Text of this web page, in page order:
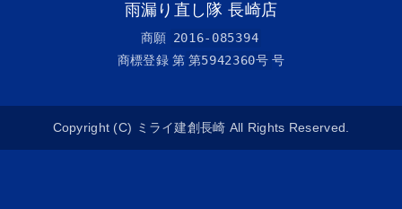
雨漏り直し隊 長崎店
商願 2016-085394
商標登録 第 第5942360号 号
Copyright (C) ミライ建創長崎 All Rights Reserved.